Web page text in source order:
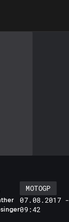
MOTOGP
07.08.2017 -
09:42